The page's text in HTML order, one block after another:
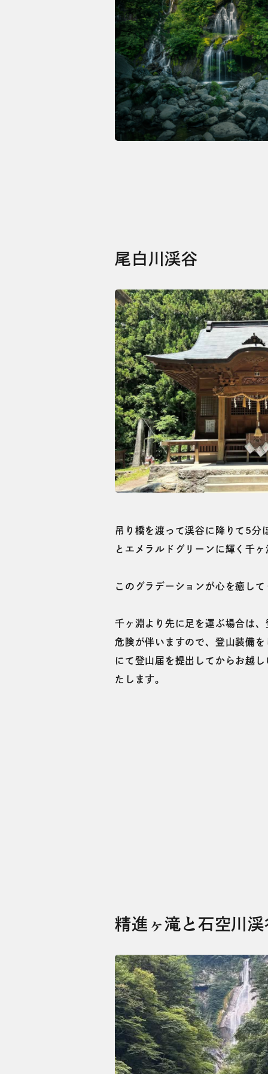
尾白川渓谷
吊り橋を渡って渓谷に降りて5分
とエメラルドグリーンに輝く千
このグラデーションが心を癒し
千ヶ淵より先に足を運ぶ場合は
危険が伴いますので、登山装備
にて登山届を提出してからお越
たします。
精進ヶ滝と石空川渓